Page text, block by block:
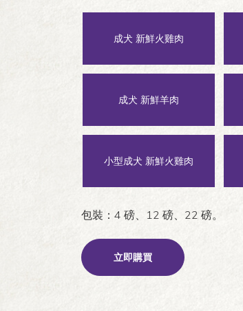
成犬 新鮮火雞肉
成犬 新鮮羊肉
小型成犬 新鮮火雞肉
包裝：4 磅、12 磅、22 磅。
立即購買